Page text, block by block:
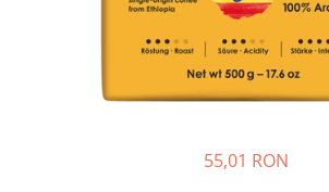
55,01 RON